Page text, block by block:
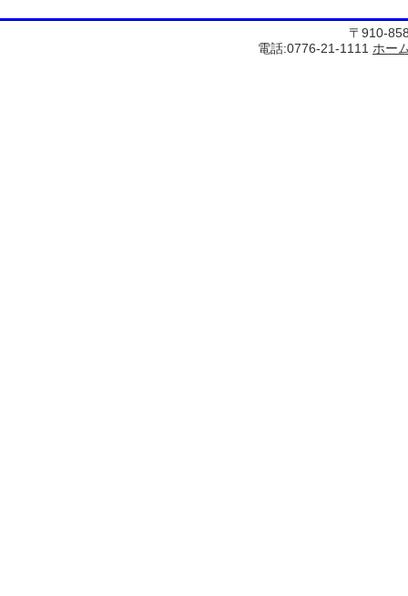
〒910-
電話:0776-21-1111 ホー